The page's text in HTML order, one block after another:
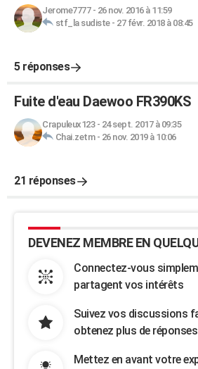
Jerome7777- 26 nov. 2016 à 11:59
stf_la sudiste- 27 févr. 2018 à 08:45
5 réponses
Fuite d'eau Daewoo FR390KS
Crapuleux123- 24 sept. 2017 à 09:35
Chai.zetm- 26 nov. 2019 à 10:06
21 réponses
DEVENEZ MEMBRE EN
Connectez-vous
partagent vos intérêts
Suivez vos discussions
obtenez plus de réponses
Mettez en avant votre